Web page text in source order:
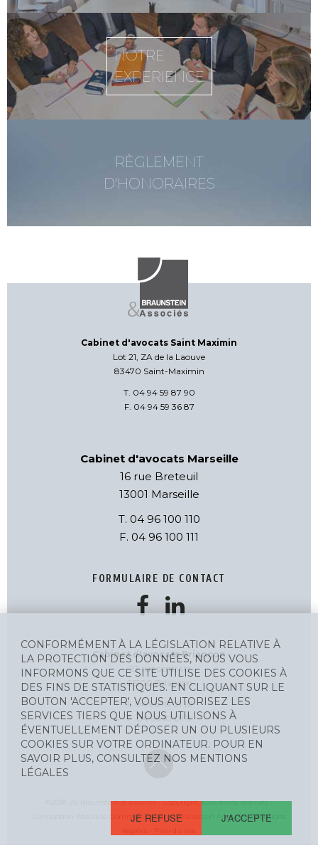
NOTRE
EXPERIENCE
RÈGLEMENT
D'HONORAIRES
Cabinet d'avocats Saint Maximin
Lot 21, ZA de la Laouve
83470 Saint-Maximin
T. 04 94 59 87 90
F. 04 94 59 36 87
Cabinet d'avocats Marseille
16 rue Breteuil
13001 Marseille
T. 04 96 100 110
F. 04 96 100 111
FORMULAIRE DE CONTACT
Cabinet d'avocats Briançon
22 rue centrale
05100 Briançon
T. 04 96 10 01 10
F. 04 96 10 01 11
©2018-26 Braunstein & associés - Copyright, tous droits réservés -
Conception Absolute Communication - Réalisation Answeb -Mentions
CONFORMÉMENT À LA LÉGISLATION RELATIVE À
LA PROTECTION DES DONNÉES, NOUS VOUS
INFORMONS QUE CE SITE UTILISE DES COOKIES À
DES FINS DE STATISTIQUES. EN CLIQUANT SUR LE
BOUTON 'ACCEPTER', VOUS AUTORISEZ LES
SERVICES TIERS QUE NOUS UTILISONS À
ÉVENTUELLEMENT DÉPOSER UN OU PLUSIEURS
COOKIES SUR VOTRE ORDINATEUR. POUR EN
SAVOIR PLUS, CONSULTEZ NOS MENTIONS
LÉGALES
JE REFUSE J'ACCEPTE